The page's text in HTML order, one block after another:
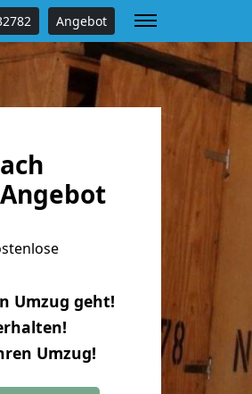
Angebot
Umzug geht!
Umzug!